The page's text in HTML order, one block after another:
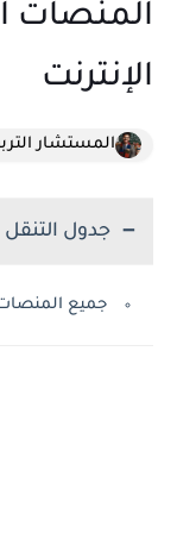
المنصات
الإنترنت
المستشار
جدول التنقل
جميع المنصات